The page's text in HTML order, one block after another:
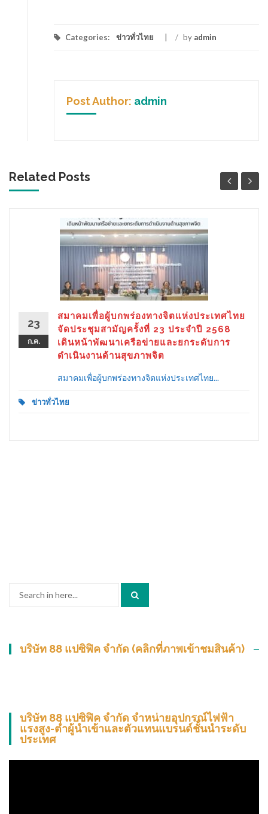
Categories: ข่าวทั่วไทย / by admin
Post Author: admin
Related Posts
23
ก.ค.
สมาคมเพื่อผู้บกพร่องทางจิตแห่งประเทศไทย
จัดประชุมสามัญครั้งที่ 23 ประจำปี 2568
เดินหน้าพัฒนาเครือข่ายและยกระดับการ
ดำเนินงานด้านสุขภาพจิต
สมาคมเพื่อผู้บกพร่องทางจิตแห่งประเทศไทย...
ข่าวทั่วไทย
บริษัท 88 แปซิฟิค จำกัด (คลิกที่ภาพเข้าชมสินค้า)
บริษัท 88 แปซิฟิค จำกัด จำหน่ายอุปกรณ์ไฟฟ้า
แรงสูง-ต่ำผู้นำเข้าและตัวแทนแบรนด์ชั้นนำระดับ
ประเทศ